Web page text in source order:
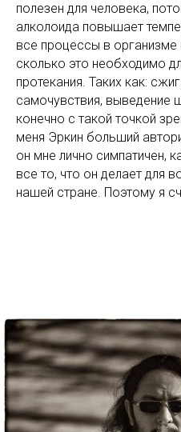
полезен для человека,
алколоида повышает
все процессы в организме
сколько это необходимо
протекания. Таких как:
самочувствия, выведение
конечно с такой точкой
меня Эркин больший
он мне лично симпатичен,
все то, что он делает для
нашей стране. Поэтому я